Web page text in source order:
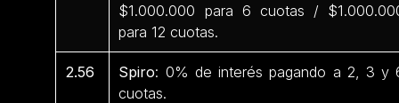
$1.000.000 para 6 cuotas /
para 12 cuotas.
2.56 Spiro: 0% de interés pagando a 2, 3 y
cuotas.